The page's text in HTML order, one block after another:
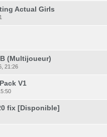
Actual Girls
(Multijoueur)
21:26
V1
fix [Disponible]